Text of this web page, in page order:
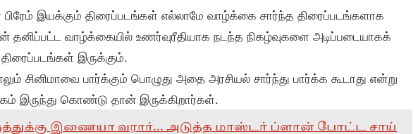
பிரேம் இயக்கும் திரைப்படங்கள் எல்லாமே வாழ்க்கை சார்ந்த திரைப்படங்களாக
தனிப்பட்ட வாழ்க்கையில் உணர்வுரீதியாக நடந்த நிகழ்வுகளை அடிப்படையாகக்
இருக்கும்.
சினிமாவை பார்க்கும் பொழுது அதை அரசியல் சார்ந்து பார்க்க கூடாது என்று
இருந்து கொண்டு தான் இருக்கிறார்கள்.
இணையா வரார்... அடுத்த மாஸ்டர் ப்ளான் போட்ட சாய்